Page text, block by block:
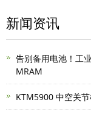
新闻资讯
告别备用电池！工
MRAM
KTM5900 中空关